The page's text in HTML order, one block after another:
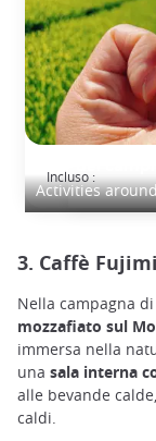
Activities
Incluso :
3. Caffè
Nella campagna
mozzafiato sul
immersa nella
una sala interna
alle bevande
caldi.